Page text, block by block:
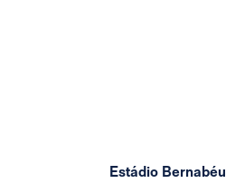
Estádio Bernabéu